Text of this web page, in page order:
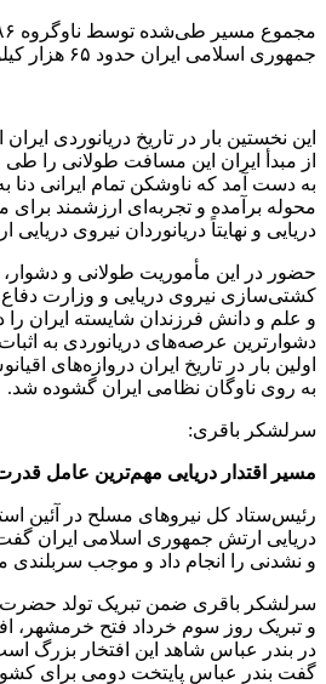
جمهوری اسلامی ایران حدود ۶۵ هزار کیلومتر بوده است.
این نخستین بار در تاریخ دریانوردی
از مبدأ ایران این مسافت طولانی را
به دست آمد که ناوشکن تمام ایرانی دنا
محوله برآمده و تجربه‌ای ارزشمند برای
دریایی و نهایتاً دریانوردان نیروی
حضور در این مأموریت طولانی و
کشتی‌‌سازی نیروی دریایی و وزارت دفاع
و علم و دانش فرزندان شایسته ایران را
دشوارترین عرصه‌های دریانوردی به اثبات
اولین بار در تاریخ ایران دروازه‌های
به روی ناوگان نظامی ایران گشوده شد.
سرلشکر باقری:
مسیر اقتدار دریایی مهم‌ترین عامل
دریایی ارتش جمهوری اسلامی ایران
و نشدنی را انجام داد و موجب
سرلشکر باقری ضمن تبریک تولد
و تبریک روز سوم خرداد فتح خرمشهر،
در بندر عباس شاهد این افتخار بزرگ
گفت بندر عباس پایتخت دومی برای